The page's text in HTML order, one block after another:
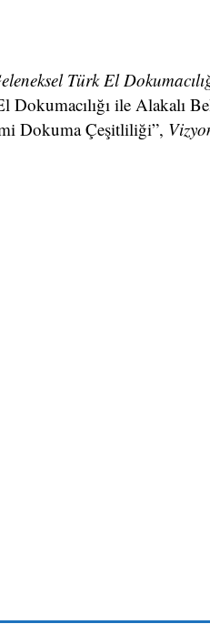
Türk El
Dokumacılığı ile Alakalı
Dokuma Çeşitliliği”,